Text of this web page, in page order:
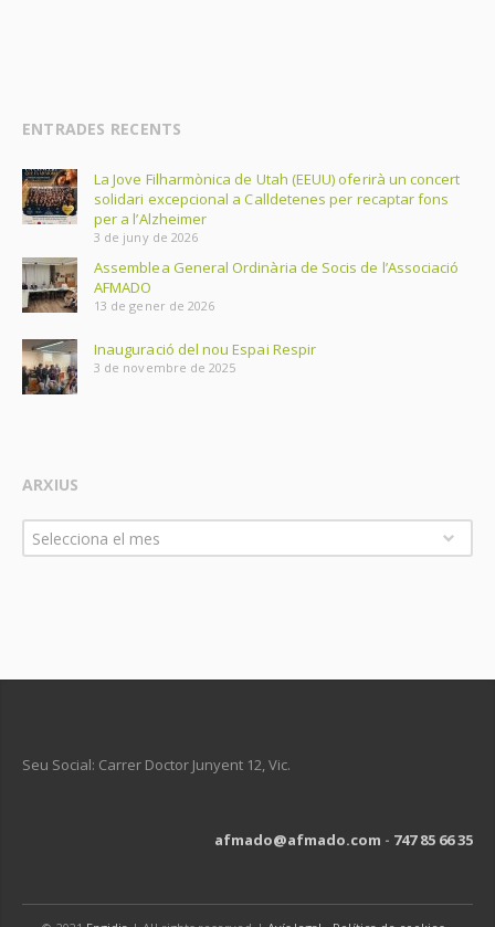
ENTRADES RECENTS
La Jove Filharmònica de Utah (EEUU) oferirà un concert
solidari excepcional a Calldetenes per recaptar fons
per a l’Alzheimer
3 de juny de 2026
Assemblea General Ordinària de Socis de l’Associació
AFMADO
13 de gener de 2026
Inauguració del nou Espai Respir
3 de novembre de 2025
ARXIUS
Arxius
Selecciona el mes
Seu Social: Carrer Doctor Junyent 12, Vic.
afmado@afmado.com - 747 85 66 35